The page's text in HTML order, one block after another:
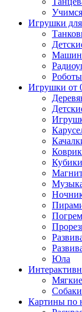
Игрушки для
Роботы
Игрушки от
Юла
Собаки
Картины по